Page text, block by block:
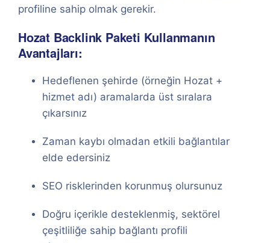
profiline sahip olmak gerekir.
Hozat Backlink Paketi Kullanmanın
Avantajları:
Hedeflenen şehirde (örneğin Hozat +
hizmet adı) aramalarda üst sıralara
çıkarsınız
Zaman kaybı olmadan etkili bağlantılar
elde edersiniz
SEO risklerinden korunmuş olursunuz
Doğru içerikle desteklenmiş, sektörel
çeşitliliğe sahip bağlantı profili